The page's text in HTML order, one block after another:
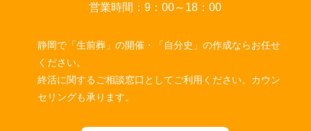
営業時間：9：00～18：00
静岡で「生前葬」の開催・「自分史」の作成ならお任せ
ください。
終活に関するご相談窓口としてご利用ください。カウン
セリングも承ります。